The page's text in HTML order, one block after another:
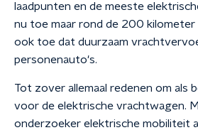
laadpunten en de meeste
nu toe maar rond de 200 kilometer
ook toe dat duurzaam
personenauto's.
Tot zover allemaal redenen om als
voor de elektrische vrachtwagen.
onderzoeker elektrische mobiliteit